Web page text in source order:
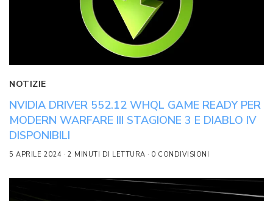
NOTIZIE
NVIDIA DRIVER 552.12 WHQL GAME READY PER
MODERN WARFARE III STAGIONE 3 E DIABLO IV
DISPONIBILI
5 APRILE 2024 2 MINUTI DI LETTURA 0 CONDIVISIONI